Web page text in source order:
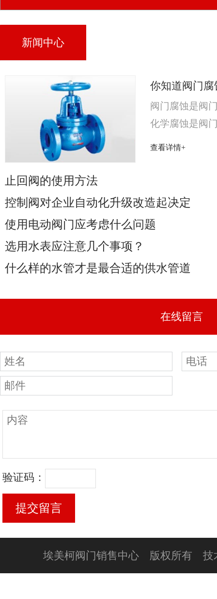
新闻中心
你知道阀门
阀门腐蚀是阀
化学腐蚀是阀
率取决于阀门
查看详情+
止回阀的使用方法
控制阀对企业自动化升级改造起决定
使用电动阀门应考虑什么问题
选用水表应注意几个事项？
什么样的水管才是最合适的供水管道
在线留言
验证码：
埃美柯阀门销售中心 版权所有 技